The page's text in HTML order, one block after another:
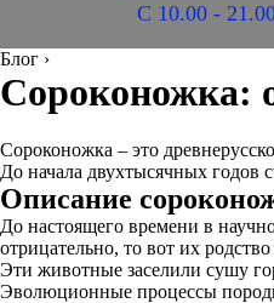
С 10.00 -
Блог ›
Сороконожка:
Сороконожка – это
До начала двухтысячных годов
Описание
До настоящего времени в
отрицательно, то вот их
Эти животные заселили сушу
Эволюционные процессы